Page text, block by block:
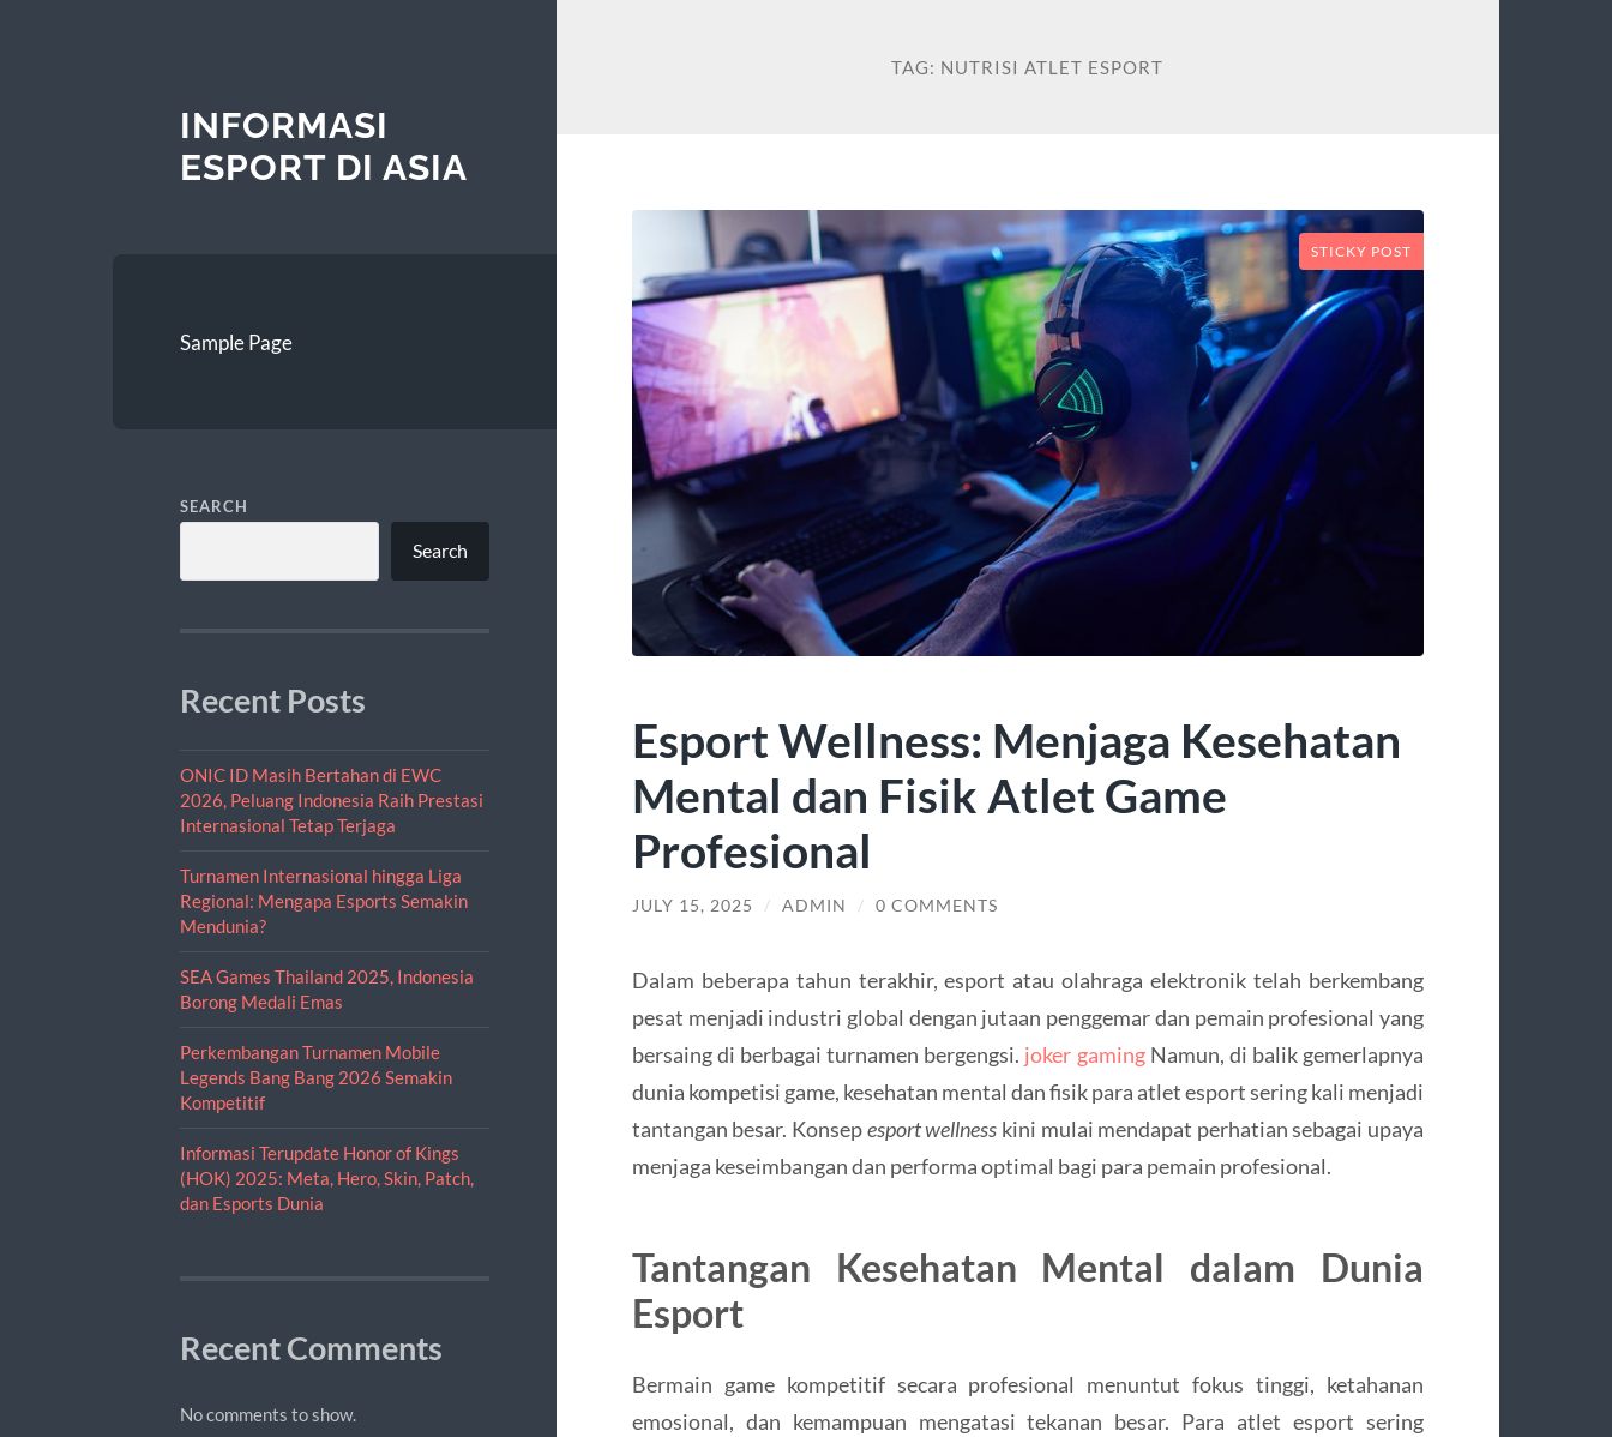
INFORMASI
ESPORT DI ASIA
Sample Page
SEARCH
Search
Recent Posts
ONIC ID Masih Bertahan di EWC
2026, Peluang Indonesia Raih Prestasi
Internasional Tetap Terjaga
Turnamen Internasional hingga Liga
Regional: Mengapa Esports Semakin
Mendunia?
SEA Games Thailand 2025, Indonesia
Borong Medali Emas
Perkembangan Turnamen Mobile
Legends Bang Bang 2026 Semakin
Kompetitif
Informasi Terupdate Honor of Kings
(HOK) 2025: Meta, Hero, Skin, Patch,
dan Esports Dunia
Recent Comments
No comments to show.
TAG: NUTRISI ATLET ESPORT
STICKY POST
Esport Wellness: Menjaga Kesehatan
Mental dan Fisik Atlet Game
Profesional
JULY 15, 2025 / ADMIN / 0 COMMENTS
Dalam beberapa tahun terakhir, esport atau olahraga elektronik telah berkembang
pesat menjadi industri global dengan jutaan penggemar dan pemain profesional yang
bersaing di berbagai turnamen bergengsi. joker gamingNamun, di balik gemerlapnya
dunia kompetisi game, kesehatan mental dan fisik para atlet esport sering kali menjadi
tantangan besar. Konsepesport wellness kini mulai mendapat perhatian sebagai upaya
menjaga keseimbangan dan performa optimal bagi para pemain profesional.
Tantangan Kesehatan Mental dalam Dunia
Esport
Bermain game kompetitif secara profesional menuntut fokus tinggi, ketahanan
emosional, dan kemampuan mengatasi tekanan besar. Para atlet esport sering